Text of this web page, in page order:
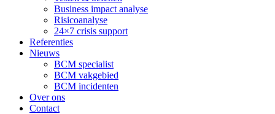
Business impact analyse
Risicoanalyse
24×7 crisis support
Referenties
Nieuws
BCM specialist
BCM vakgebied
BCM incidenten
Over ons
Contact